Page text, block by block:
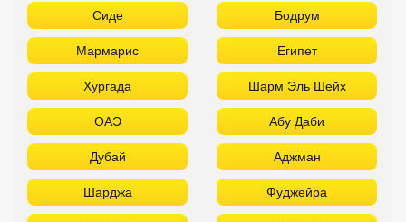
Сиде Бодрум
Мармарис Египет
Хургада Шарм Эль Шейх
ОАЭ Абу Даби
Дубай Аджман
Шарджа Фуджейра